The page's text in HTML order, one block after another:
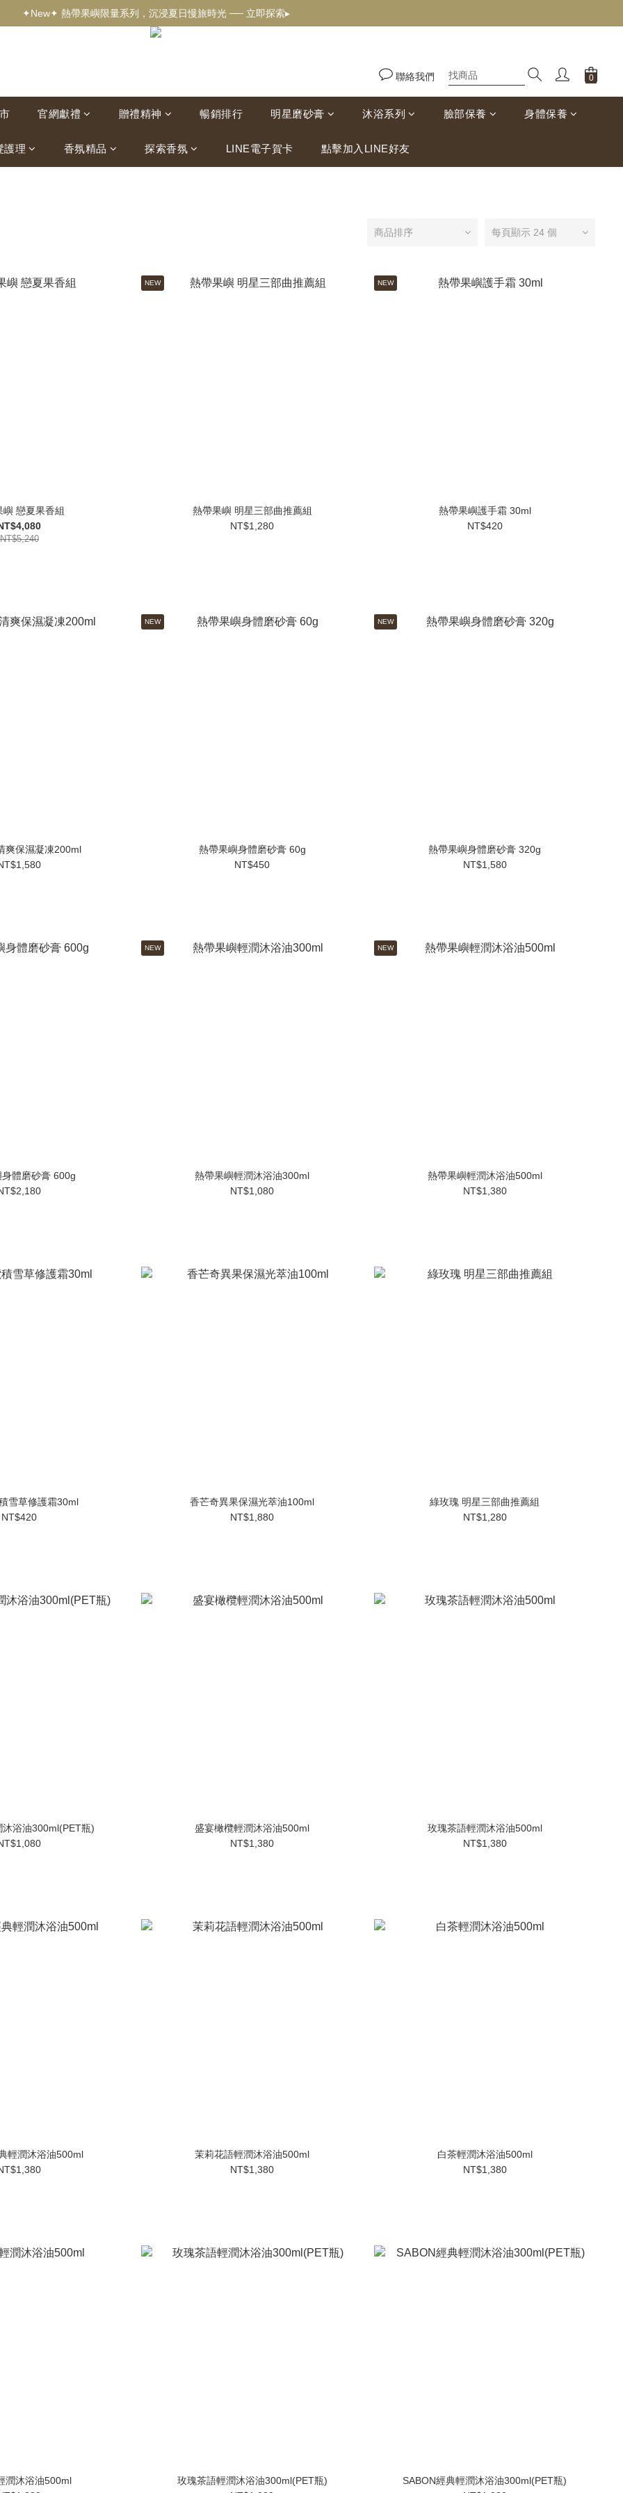
✦新客獨享✦ 首購輸入【welcome】滿$500現折$100 ── 立即選購▸
✦New✦ 熱帶果嶼限量系列，沉浸夏日慢旅時光 ── 立即探索▸
✦新客獨享✦ 首購輸入【welcome】滿$500現折$100 ── 立即選購▸
聯絡我們
官網獻禮 贈禮精神 暢銷排行 明星磨砂膏 沐浴系列 臉部保養 身體保養
護理 香氛精品 探索香氛 LINE電子賀卡 點擊加入LINE好友
商品排序 每頁顯示 24 個
嶼 戀夏果香組
NT$5,240
NEW
熱帶果嶼 明星三部曲推薦組
NT$1,280
NEW
熱帶果嶼護手霜 30ml
NT$420
爽保濕凝凍200ml
NEW
熱帶果嶼身體磨砂膏 60g
NT$450
NEW
熱帶果嶼身體磨砂膏 320g
NT$1,580
體磨砂膏 600g
NEW
熱帶果嶼輕潤沐浴油300ml
NT$1,080
NEW
熱帶果嶼輕潤沐浴油500ml
NT$1,380
雪草修護霜30ml
NT$420
香芒奇異果保濕光萃油100ml
NT$1,880
綠玫瑰 明星三部曲推薦組
NT$1,280
浴油300ml(PET瓶)
盛宴橄欖輕潤沐浴油500ml
NT$1,380
玫瑰茶語輕潤沐浴油500ml
NT$1,380
輕潤沐浴油500ml
茉莉花語輕潤沐浴油500ml
NT$1,380
白茶輕潤沐浴油500ml
NT$1,380
潤沐浴油500ml
玫瑰茶語輕潤沐浴油300ml(PET瓶)
SABON經典輕潤沐浴油300ml(PET瓶)